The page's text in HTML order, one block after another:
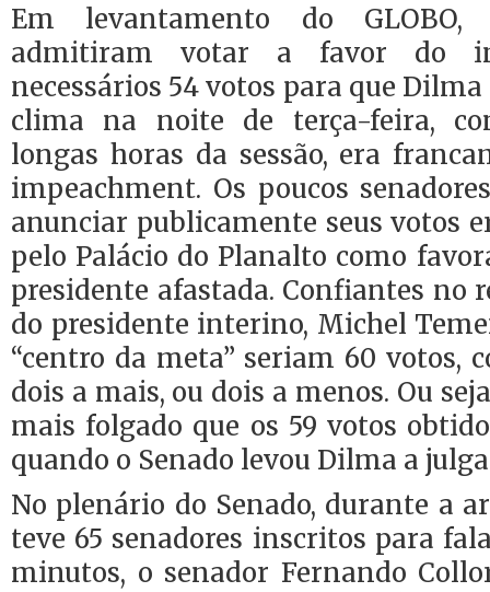
Em levantamento do
admitiram votar a favor do
necessários 54 votos para que Dilma
clima na noite de terça-feira,
longas horas da sessão, era
impeachment. Os poucos
anunciar publicamente seus votos
pelo Palácio do Planalto como
presidente afastada. Confiantes no
do presidente interino, Michel
“centro da meta” seriam 60 votos,
dois a mais, ou dois a menos. Ou
mais folgado que os 59 votos
quando o Senado levou Dilma a
No plenário do Senado, durante a
teve 65 senadores inscritos para
minutos, o senador Fernando